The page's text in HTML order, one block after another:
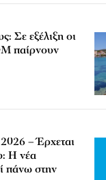
Σε εξέλιξη οι
παίρνουν
– Έρχεται
Η νέα
πάνω στην